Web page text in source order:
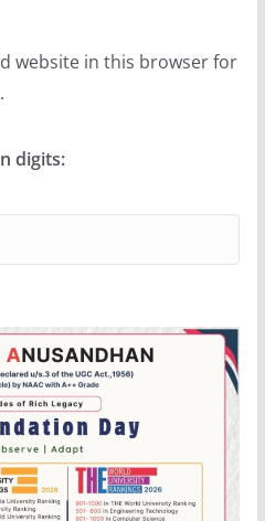
website in this browser for
digits: